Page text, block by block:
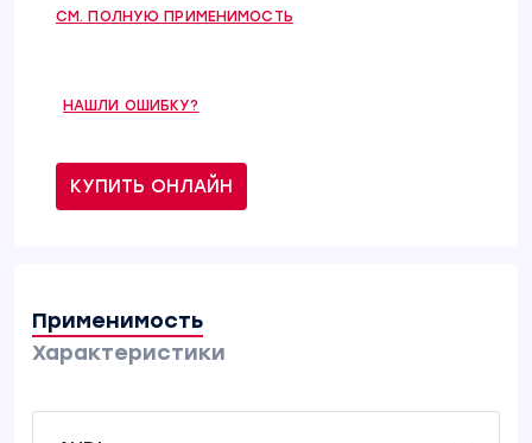
СМ. ПОЛНУЮ ПРИМЕНИМОСТЬ
НАШЛИ ОШИБКУ?
КУПИТЬ ОНЛАЙН
Применимость
Характеристики